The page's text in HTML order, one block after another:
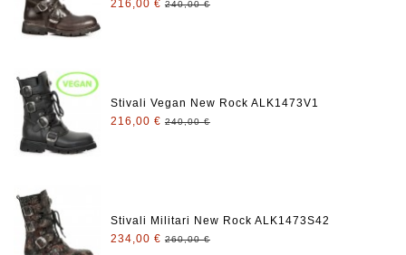
216,00 € 240,00 €
Stivali Vegan New Rock ALK1473V1
216,00 € 240,00 €
Stivali Militari New Rock ALK1473S42
234,00 € 260,00 €